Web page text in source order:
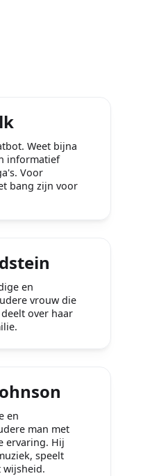
Weet bijna
informatief
Voor
bang zijn voor
en
vrouw die
over haar
en
man met
ervaring. Hij
speelt
wijsheid.